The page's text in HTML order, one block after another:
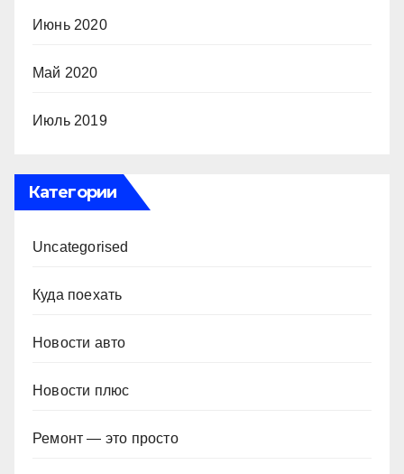
Июнь 2020
Май 2020
Июль 2019
Категории
Uncategorised
Куда поехать
Новости авто
Новости плюс
Ремонт — это просто